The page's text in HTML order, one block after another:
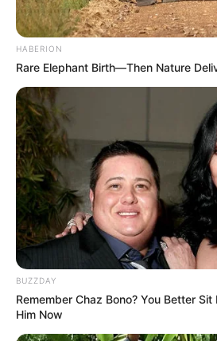
Aquadrom Graal-Müritz - Im
können die Badegäste bei
Strandes liegende Bade- und
neben einer Wasserwelt mit
Ostseewasser ein rundes
Gesundheit, Sport, Wellness
Informationen unter
Erlebnisbad Splash auf
große Badelandschaft in
Wasserattraktionen, wie
Außenbecken,
Finnische Trockensauna,
mehr. Informationen unter
Inselparadies Sellin (Insel
Sauna- und
HABERION
Rare Elephant Birth—Then Nature
BUZZDAY
Remember Chaz Bono? You Better
Him Now